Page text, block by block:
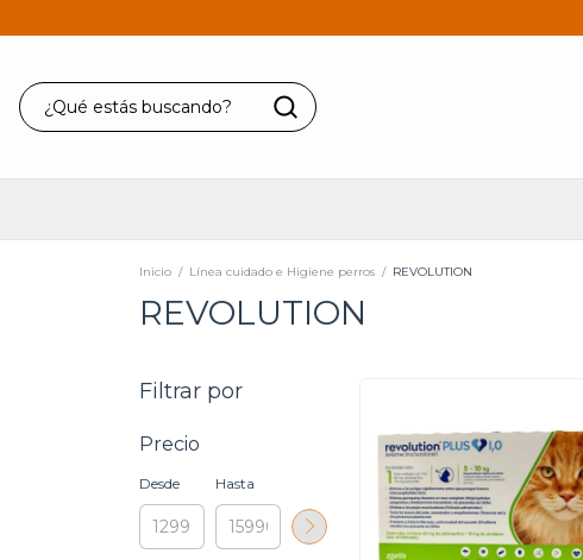
Inicio / Línea cuidado e Higiene perros / REVOLUTION
REVOLUTION
Filtrar por
Precio
Desde Hasta